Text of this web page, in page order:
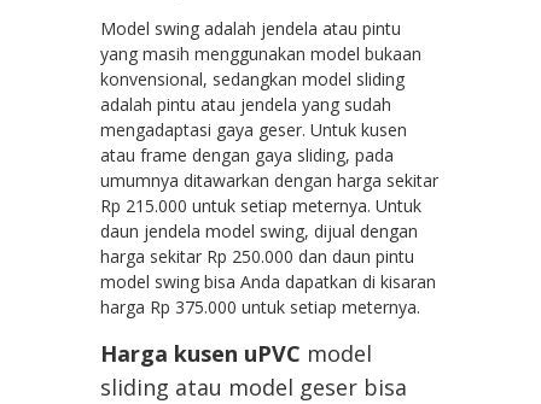
Model swing adalah jendela atau pintu
yang masih menggunakan model bukaan
konvensional, sedangkan model sliding
adalah pintu atau jendela yang sudah
mengadaptasi gaya geser. Untuk kusen
atau frame dengan gaya sliding, pada
umumnya ditawarkan dengan harga sekitar
Rp 215.000 untuk setiap meternya. Untuk
daun jendela model swing, dijual dengan
harga sekitar Rp 250.000 dan daun pintu
model swing bisa Anda dapatkan di kisaran
harga Rp 375.000 untuk setiap meternya.
Harga kusen uPVC model
sliding atau model geser bisa